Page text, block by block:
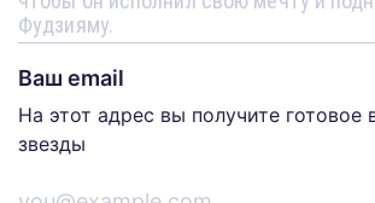
Ваш email
На этот адрес вы получите готовое
звезды